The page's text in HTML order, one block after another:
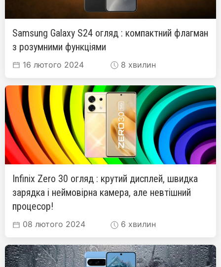
Samsung Galaxy S24 огляд : компактний флагман
з розумними функціями
16 лютого 2024 8 хвилин
Infinix Zero 30 огляд : крутий дисплей, швидка
зарядка і неймовірна камера, але невтішний
процесор!
08 лютого 2024 6 хвилин